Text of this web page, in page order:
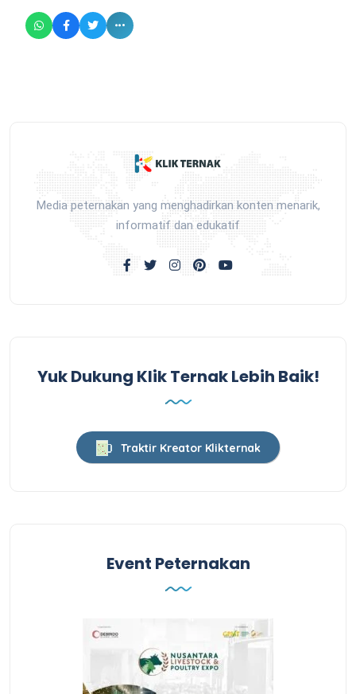
Media peternakan yang menghadirkan konten menarik,
informatif dan edukatif
Yuk Dukung Klik Ternak Lebih Baik!
Traktir Kreator Klikternak
Event Peternakan